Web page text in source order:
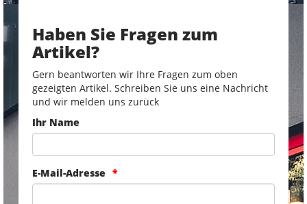
Haben Sie Fragen zum
Artikel?
Gern beantworten wir Ihre Fragen zum oben
gezeigten Artikel. Schreiben Sie uns eine Nachricht
und wir melden uns zurück
Ihr Name
E-Mail-Adresse